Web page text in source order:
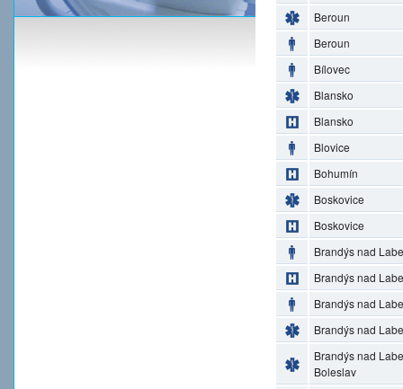
Beroun
Beroun
Bílovec
Blansko
Blansko
Blovice
Bohumín
Boskovice
Boskovice
Brandýs nad
Brandýs nad
Brandýs nad
Brandýs nad
Brandýs nad
Boleslav